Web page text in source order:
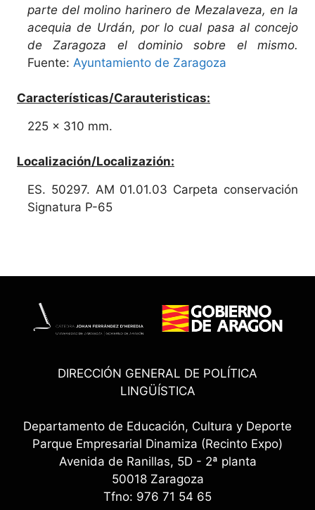
parte del molino harinero de Mezalaveza, en la
acequia de Urdán, por lo cual pasa al concejo
de Zaragoza el dominio sobre el mismo.
Fuente: Ayuntamiento de Zaragoza
Características/Carauteristicas:
225 x 310 mm.
Localización/Localizazión:
ES. 50297. AM 01.01.03 Carpeta conservación
Signatura P-65
DIRECCIÓN GENERAL DE POLÍTICA
LINGÜÍSTICA
Departamento de Educación, Cultura y Deporte
Parque Empresarial Dinamiza (Recinto Expo)
Avenida de Ranillas, 5D - 2ª planta
50018 Zaragoza
Tfno: 976 71 54 65